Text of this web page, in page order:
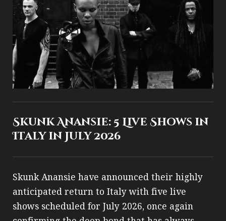
Skunk Anansie: 5 Live Shows in
Italy in July 2026
Skunk Anansie have announced their highly
anticipated return to Italy with five live
shows scheduled for July 2026, once again